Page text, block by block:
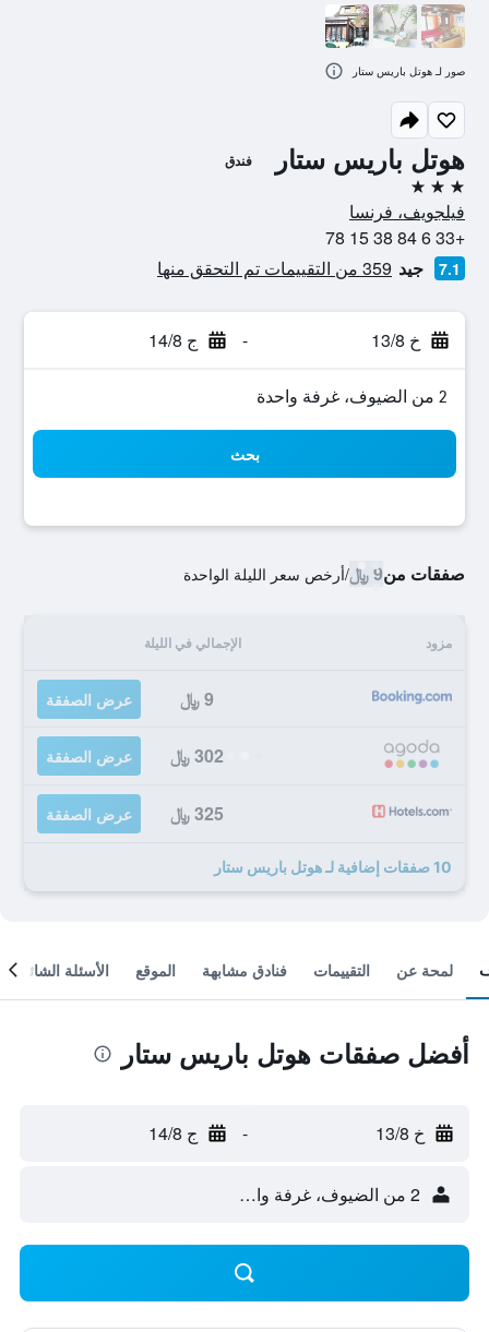
هوتل باريس ستار فندق
3 نجوم
فيلجويف، فرنسا
+33 6 84 38 15 78
7.1 جيد 359 من التقييمات تم التحقق منها
خ 13/8 - ج 14/8
2 من الضيوف، غرفة واحدة
بحث
صفقات من9 ﷼ /أرخص سعر الليلة الواحدة
مزود الإجمالي في الليلة
9 ﷼ عرض الصفقة
302 ﷼ عرض الصفقة
325 ﷼ عرض الصفقة
10 صفقات إضافية لـ هوتل باريس ستار
صور لـ هوتل باريس ستار
لمحة عن التقييمات فنادق مشابهة الموقع الأسئلة الشائعة
أفضل صفقات هوتل باريس ستار
خ 13/8 - ج 14/8
2 من الضيوف، غرفة واحدة